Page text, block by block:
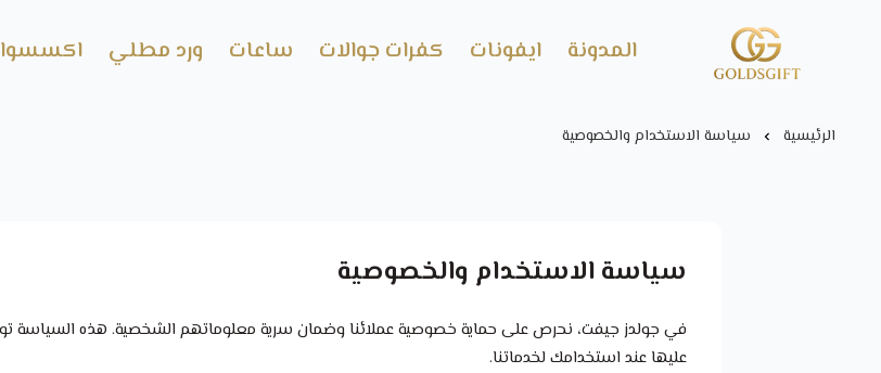
Gold's GIFT المدونة ايفونات كفرات جوالات ساعات ورد مطلي
الرئيسية سياسة الاستخدام والخصوصية
سياسة الاستخدام والخصوصية
في جولدز جيفت، نحرص على حماية خصوصية عملائنا وضمان سرية معلوماتهم الشخصية. هذه السياسة
عليها عند استخدامك لخدماتنا.